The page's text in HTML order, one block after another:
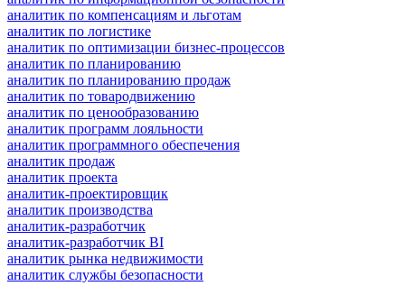
аналитик по компенсациям и льготам
аналитик по логистике
аналитик по оптимизации бизнес-процессов
аналитик по планированию
аналитик по планированию продаж
аналитик по товародвижению
аналитик по ценообразованию
аналитик программ лояльности
аналитик программного обеспечения
аналитик продаж
аналитик проекта
аналитик-проектировщик
аналитик производства
аналитик-разработчик
аналитик-разработчик BI
аналитик рынка недвижимости
аналитик службы безопасности